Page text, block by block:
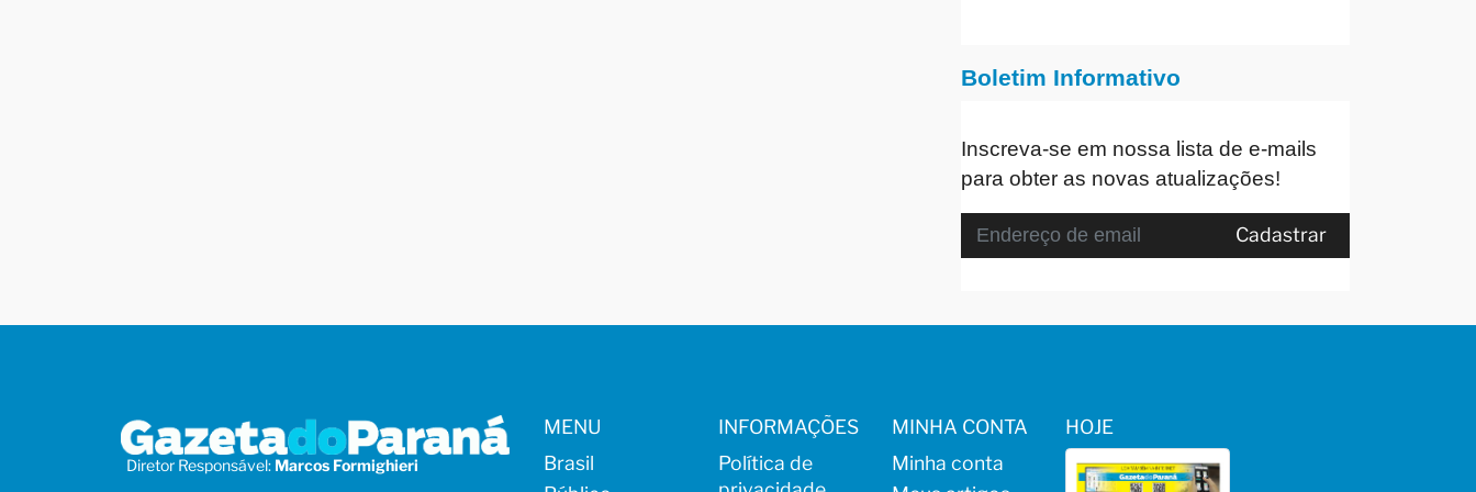
Boletim Informativo
Inscreva-se em nossa lista de e-mails
para obter as novas atualizações!
Cadastrar
Diretor Responsável: Marcos Formighieri
MENU
Brasil
INFORMAÇÕES
Política de
MINHA CONTA
Minha conta
HOJE